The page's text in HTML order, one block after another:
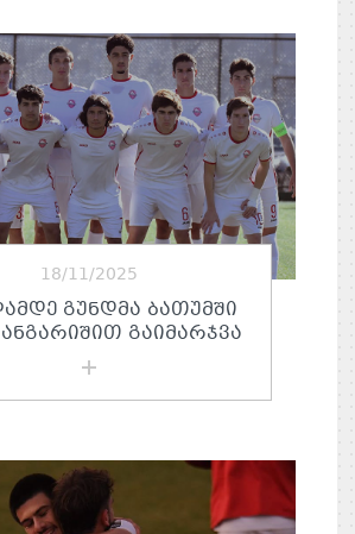
18/11/2025
ᲒᲣᲜᲓᲛᲐ ᲑᲐᲗᲣᲛᲨᲘ
ᲒᲐᲘᲛᲐᲠᲯᲕᲐ